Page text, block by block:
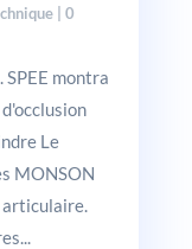
| 0
SPEE montra
Le
MONSON
articulaire.